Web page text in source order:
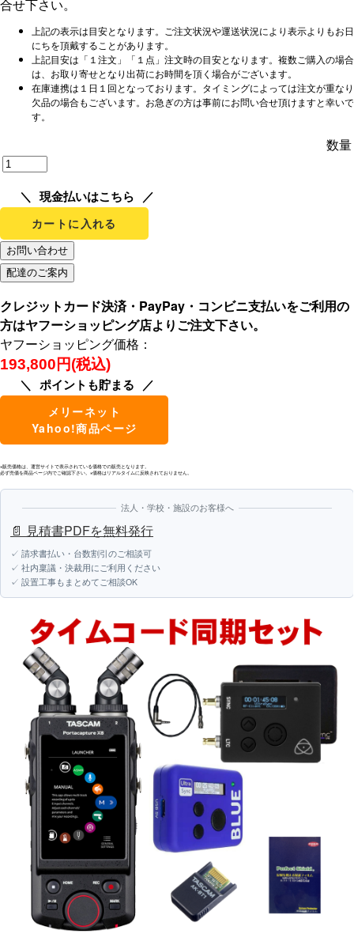
合せ下さい。
上記の表示は目安となります。ご注文状況や運送状況により表示よりもお日
にちを頂戴することがあります。
上記目安は「１注文」「１点」注文時の目安となります。複数ご購入の場合
は、お取り寄せとなり出荷にお時間を頂く場合がございます。
在庫連携は１日１回となっております。タイミングによっては注文が重なり
欠品の場合もございます。お急ぎの方は事前にお問い合せ頂けますと幸いで
す。
数量
現金払いはこちら
カートに入れる
クレジットカード決済・PayPay・コンビニ支払いをご利用の
方はヤフーショッピング店よりご注文下さい。
ヤフーショッピング価格：
193,800円(税込)
ポイントも貯まる
メリーネット
Yahoo!商品ページ
※販売価格は、運営サイトで表示されている価格での販売となります。
必ず売価を商品ページ内でご確認下さい。※価格はリアルタイムに反映されておりません。
法人・学校・施設のお客様へ
📄 見積書PDFを無料発行
✓ 請求書払い・台数割引のご相談可
✓ 社内稟議・決裁用にご利用ください
✓ 設置工事もまとめてご相談OK